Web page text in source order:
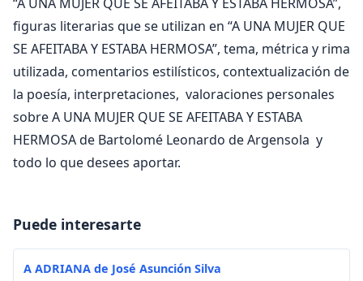
figuras literarias que se utilizan en “A UNA MUJER QUE
SE AFEITABA Y ESTABA HERMOSA”, tema, métrica y rima
utilizada, comentarios estilísticos, contextualización de
la poesía, interpretaciones, valoraciones personales
sobre A UNA MUJER QUE SE AFEITABA Y ESTABA
HERMOSA de Bartolomé Leonardo de Argensola y
todo lo que desees aportar.
Puede interesarte
A ADRIANA de José Asunción Silva